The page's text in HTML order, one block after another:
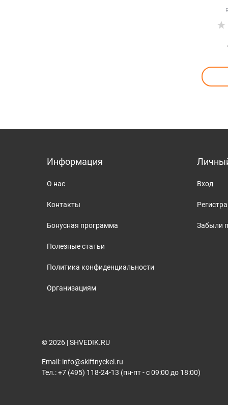
Информация
О нас
Контакты
Бонусная программа
Полезные статьи
Политика конфиденциальности
Организациям
Вход
Забыли
© 2026 | SHVEDIK.RU
Email: info@skiftnyckel.ru
Тел.: +7 (495) 118-24-13 (пн-пт - с 09:00 до 18:00)